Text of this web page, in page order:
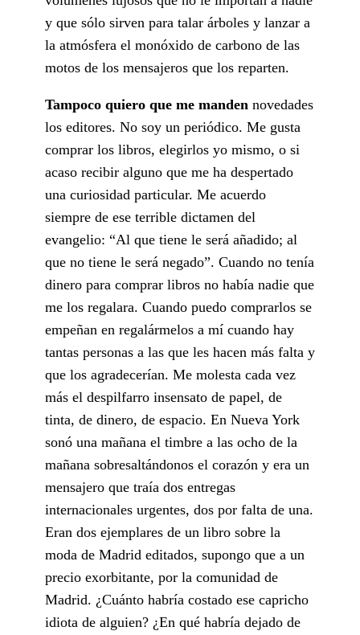
y que sólo sirven para talar árboles y lanzar a
la atmósfera el monóxido de carbono de las
motos de los mensajeros que los reparten.
Tampoco quiero que me manden novedades
los editores. No soy un periódico. Me gusta
comprar los libros, elegirlos yo mismo, o si
acaso recibir alguno que me ha despertado
una curiosidad particular. Me acuerdo
siempre de ese terrible dictamen del
evangelio: “Al que tiene le será añadido; al
que no tiene le será negado”. Cuando no tenía
dinero para comprar libros no había nadie que
me los regalara. Cuando puedo comprarlos se
empeñan en regalármelos a mí cuando hay
tantas personas a las que les hacen más falta y
que los agradecerían. Me molesta cada vez
más el despilfarro insensato de papel, de
tinta, de dinero, de espacio. En Nueva York
sonó una mañana el timbre a las ocho de la
mañana sobresaltándonos el corazón y era un
mensajero que traía dos entregas
internacionales urgentes, dos por falta de una.
Eran dos ejemplares de un libro sobre la
moda de Madrid editados, supongo que a un
precio exorbitante, por la comunidad de
Madrid. ¿Cuánto habría costado ese capricho
idiota de alguien? ¿En qué habría dejado de